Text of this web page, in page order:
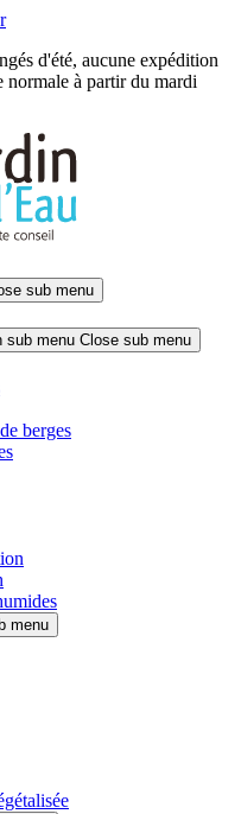
d'été, aucune expédition
à partir du mardi
sub menu
sub menu Close sub menu
berges
menu